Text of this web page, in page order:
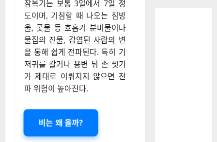
잠복기는 보통 3일에서 7일 정
도이며, 기침할 때 나오는 침방
울, 콧물 등 호흡기 분비물이나
물집의 진물, 감염된 사람의 변
을 통해 쉽게 전파된다. 특히 기
저귀를 갈거나 용변 뒤 손 씻기
가 제대로 이뤄지지 않으면 전
파 위험이 높아진다.
비는 왜 올까?